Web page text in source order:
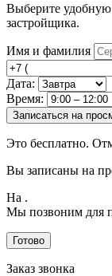
Выберите удобную
застройщика.
Имя и фамилия
Дата:
Время:
Записаться на
Это бесплатно.
Вы записаны на
На .
Мы позвоним для
Готово
Заказ звонка